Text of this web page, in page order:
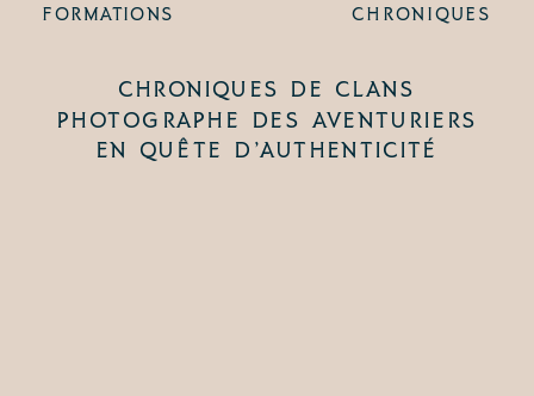
FORMATIONS CHRONIQUES
CHRONIQUES DE CLANS
PHOTOGRAPHE DES AVENTURIERS
EN QUÊTE D’AUTHENTICITÉ